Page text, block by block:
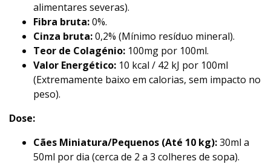
alimentares severas).
Fibra bruta:0%.
Cinza bruta:0,2% (Mínimo resíduo mineral).
Teor de Colagénio: 100mg por 100ml.
Valor Energético: 10 kcal / 42 kJ por 100ml
(Extremamente baixo em calorias, sem impacto no
peso).
Dose:
Cães Miniatura/Pequenos (Até 10 kg):30ml a
50ml por dia (cerca de 2 a 3 colheres de sopa).